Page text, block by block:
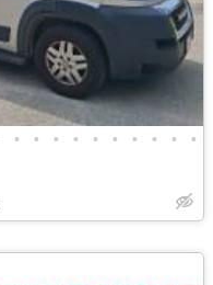
• • • • • • • • • •